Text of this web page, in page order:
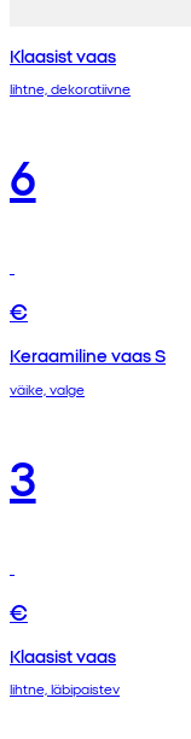
Klaasist vaas
lihtne, dekoratiivne
6
€
Keraamiline vaas S
väike, valge
3
€
Klaasist vaas
lihtne, läbipaistev